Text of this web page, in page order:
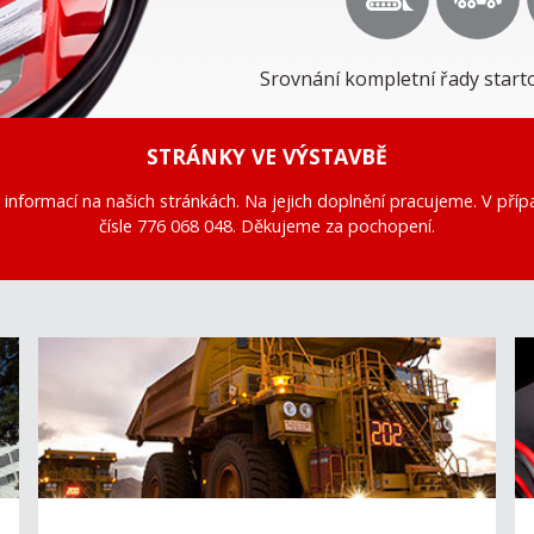
Srovnání kompletní řady
STRÁNKY VE VÝSTAVBĚ
na našich stránkách. Na jejich doplnění pracujeme. V
čísle 776 068 048. Děkujeme za pochopení.